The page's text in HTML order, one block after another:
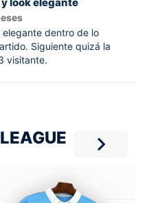
dentro de lo
Siguiente quizá la
visitante.